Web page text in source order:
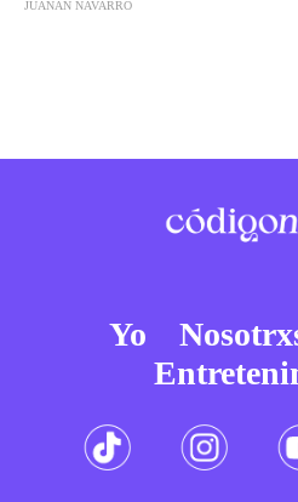
JUANAN NAVARRO
Yo